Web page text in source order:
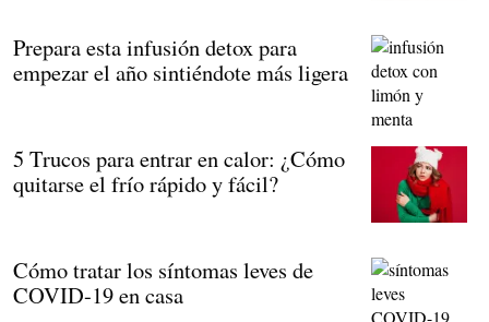
Prepara esta infusión detox para
empezar el año sintiéndote más ligera
5 Trucos para entrar en calor: ¿Cómo
quitarse el frío rápido y fácil?
Cómo tratar los síntomas leves de
COVID-19 en casa